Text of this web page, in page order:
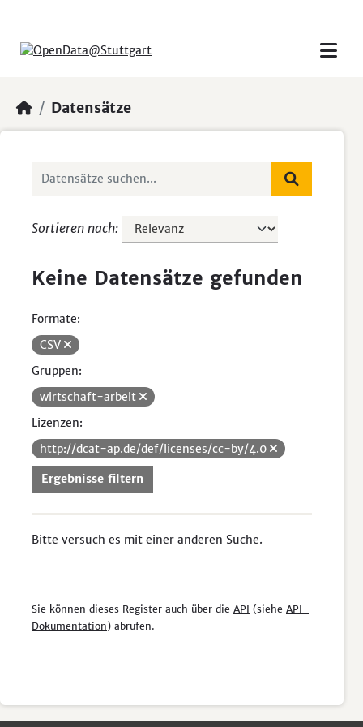
Datensätze
Sortieren nach
Keine Datensätze gefunden
Formate:
CSV
Gruppen:
wirtschaft-arbeit
Lizenzen:
http://dcat-ap.de/def/licenses/cc-by/4.0
Ergebnisse filtern
Bitte versuch es mit einer anderen Suche.
Sie können dieses Register auch über die API (siehe API-
Dokumentation) abrufen.